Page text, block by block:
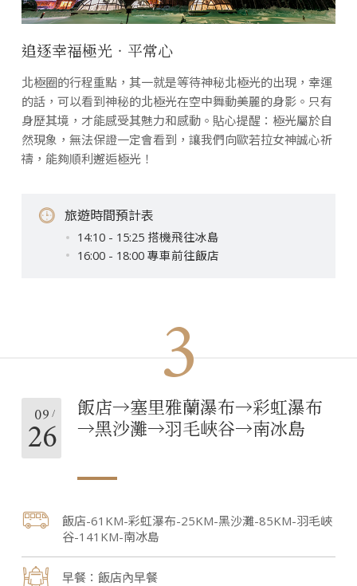
追逐幸福極光‧平常心
北極圈的行程重點，其一就是等待神秘北極光的出現，幸運
的話，可以看到神秘的北極光在空中舞動美麗的身影。只有
身歷其境，才能感受其魅力和感動。貼心提醒：極光屬於自
然現象，無法保證一定會看到，讓我們向歐若拉女神誠心祈
禱，能夠順利邂逅極光！
旅遊時間預計表
14:10 - 15:25 搭機飛往冰島
16:00 - 18:00 專車前往飯店
3
09
26
飯店→塞里雅蘭瀑布→彩虹瀑布
→黑沙灘→羽毛峽谷→南冰島
飯店-61KM-彩虹瀑布-25KM-黑沙灘-85KM-羽毛峽
谷-141KM-南冰島
飯店內早餐